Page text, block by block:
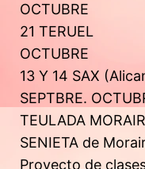
OCTUBRE
21 TERUEL
OCTUBRE
13 Y 14 SAX
SEPTBRE.
TEULADA
SENIETA de
Proyecto de